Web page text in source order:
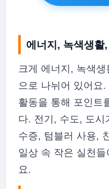
에너지, 녹색생활
크게 에너지, 녹색
으로 나뉘어 있어요
활동을 통해 포인트
다. 전기, 수도, 도시
수증, 텀블러 사용,
일상 속 작은 실천들
요.